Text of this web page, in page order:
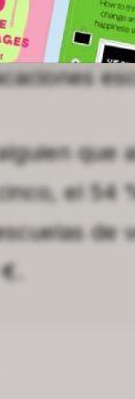
que
el 54
de